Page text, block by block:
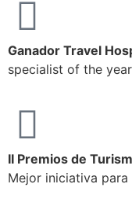
Ganador Travel
specialist of the year
II Premios de
Mejor iniciativa